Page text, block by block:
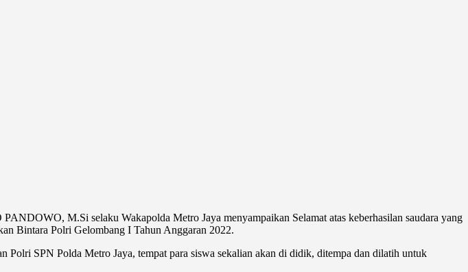
M.Si selaku Wakapolda Metro Jaya menyampaikan Selamat atas keberhasilan saudara yang
Bintara Polri Gelombang I Tahun Anggaran 2022.
Polri SPN Polda Metro Jaya, tempat para siswa sekalian akan di didik, ditempa dan dilatih untuk